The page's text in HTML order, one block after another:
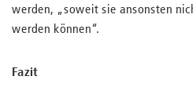
werden, „soweit sie ansonsten
werden können“.
Fazit